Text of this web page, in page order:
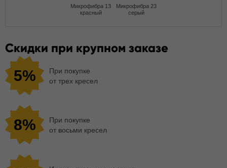
Микрофибра 13
красный
Микрофибра 23
серый
Скидки при крупном заказе
5%
При покупке
от трех кресел
8%
При покупке
от восьми кресел